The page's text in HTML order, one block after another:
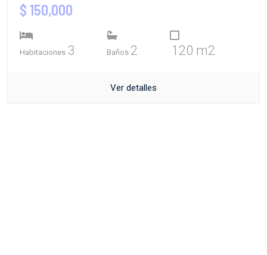
$ 150,000
Habitaciones 3 Baños 2 120 m2
Ver detalles